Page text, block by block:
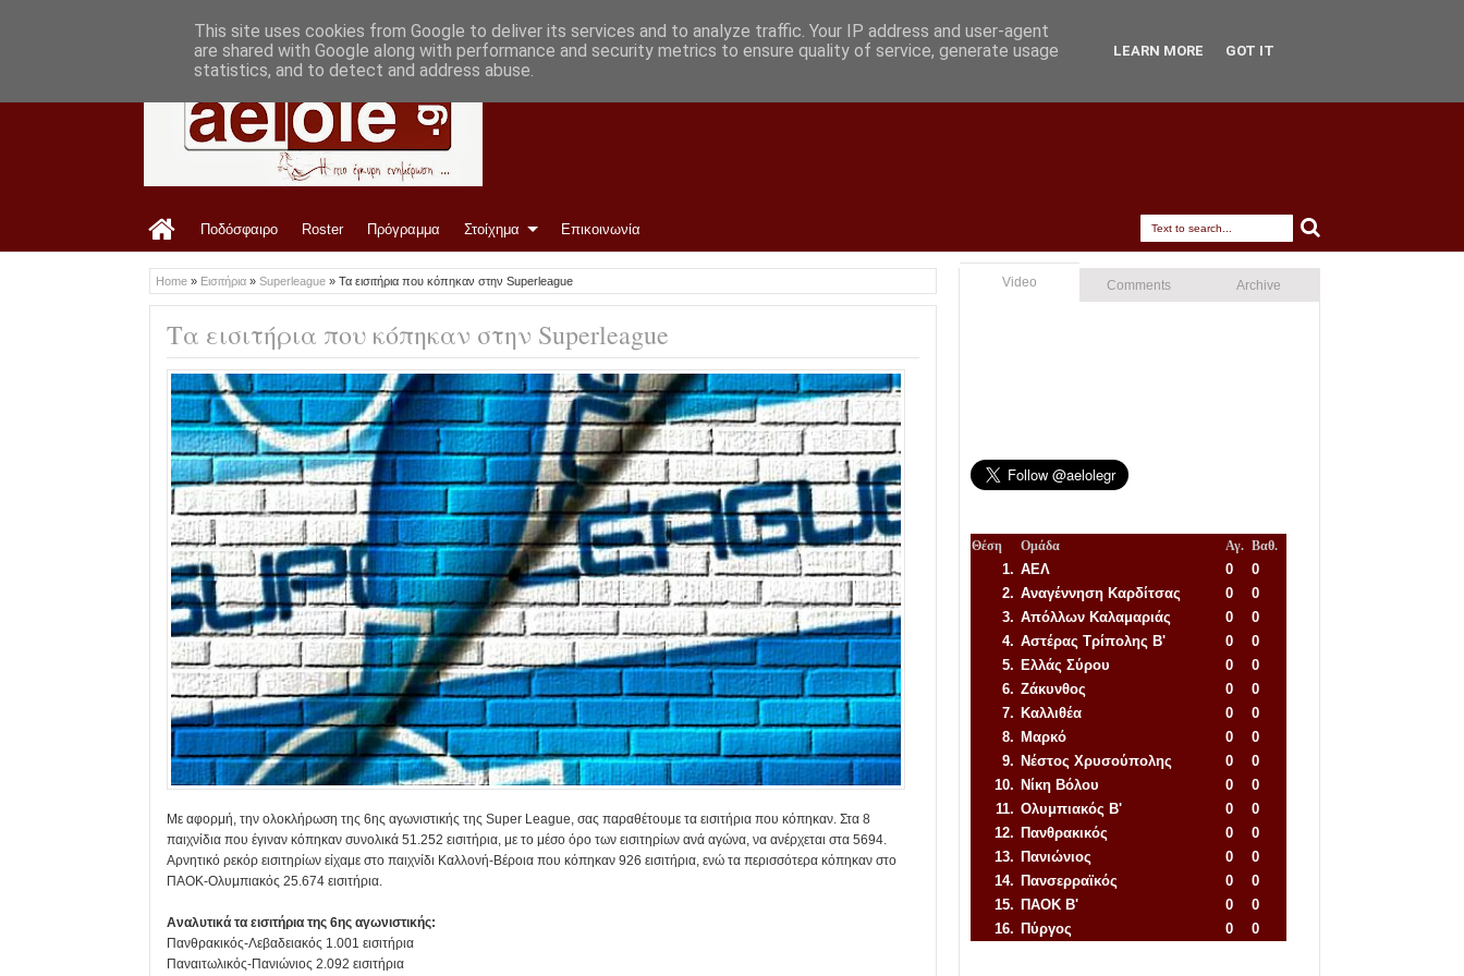
Ποδόσφαιρο Roster Πρόγραμμα Στοίχημα Επικοινωνία
Home » Εισιτήρια » Superleague » Τα εισιτήρια που κόπηκαν στην Superleague
Τα εισιτήρια που κόπηκαν στην Superleague
Με αφορμή, την ολοκλήρωση της 6ης αγωνιστικής της Super League, σας παραθέτουμε τα εισιτήρια που κόπηκαν. Στα 8
παιχνίδια που έγιναν κόπηκαν συνολικά 51.252 εισιτήρια, με το μέσο όρο των εισιτηρίων ανά αγώνα, να ανέρχεται στα 5694.
Αρνητικό ρεκόρ εισιτηρίων είχαμε στο παιχνίδι Καλλονή-Βέροια που κόπηκαν 926 εισιτήρια, ενώ τα περισσότερα κόπηκαν στο
ΠΑΟΚ-Ολυμπιακός 25.674 εισιτήρια.
Αναλυτικά τα εισιτήρια της 6ης αγωνιστικής:
Πανθρακικός-Λεβαδειακός 1.001 εισιτήρια
Παναιτωλικός-Πανιώνιος 2.092 εισιτήρια
Video Comments Archive
Θέση Ομάδα Αγ. Βαθ.
1. ΑΕΛ 0
0
2. Αναγέννηση Καρδίτσας 0
0
3. Απόλλων Καλαμαριάς 0
0
4. Αστέρας Τρίπολης Β' 0
0
5. Ελλάς Σύρου 0
0
6. Ζάκυνθος 0
0
7. Καλλιθέα 0
0
8. Μαρκό 0
0
9. Νέστος Χρυσούπολης 0
0
10. Νίκη Βόλου 0
0
11. Ολυμπιακός Β' 0
0
12. Πανθρακικός 0
0
13. Πανιώνιος 0
0
14. Πανσερραϊκός 0
0
15. ΠΑΟΚ Β' 0
0
16. Πύργος 0
0
This site uses cookies from Google to deliver its services and to analyze traffic. Your IP address and user-agent
are shared with Google along with performance and security metrics to ensure quality of service, generate usage
statistics, and to detect and address abuse.
LEARN MORE GOT IT